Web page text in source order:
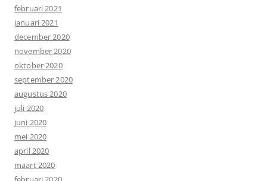
februari 2021
januari 2021
december 2020
november 2020
oktober 2020
september 2020
augustus 2020
juli 2020
juni 2020
mei 2020
april 2020
maart 2020